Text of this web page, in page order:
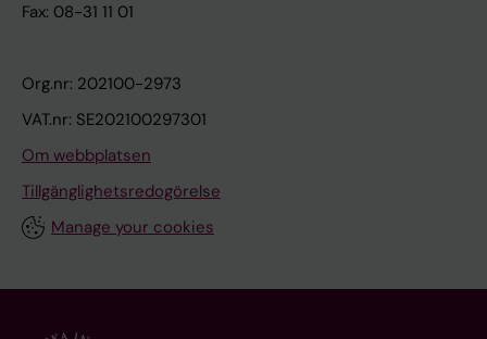
Fax: 08-31 11 01
Org.nr: 202100-2973
VAT.nr: SE202100297301
Om webbplatsen
Tillgänglighetsredogörelse
Manage your cookies